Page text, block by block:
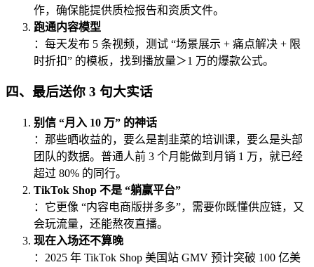
作，确保能提供质检报告和资质文件。
跑通内容模型
：每天发布 5 条视频，测试 “场景展示 + 痛点解决 + 限
时折扣” 的模板，找到播放量＞1 万的爆款公式。
四、最后送你 3 句大实话
别信 “月入 10 万” 的神话
：那些晒收益的，要么是割韭菜的培训课，要么是头部
团队的数据。普通人前 3 个月能做到月销 1 万，就已经
超过 80% 的同行。
TikTok Shop 不是 “躺赢平台”
：它更像 “内容电商版拼多多”，需要你既懂供应链，又
会玩流量，还能熬夜直播。
现在入场还不算晚
：2025 年 TikTok Shop 美国站 GMV 预计突破 100 亿美